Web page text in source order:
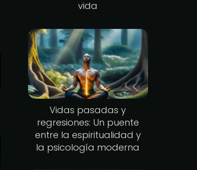
vida
Vidas pasadas y
regresiones: Un puente
entre la espiritualidad y
la psicología moderna